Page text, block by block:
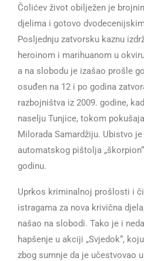
Čolićev život obilježen je
djelima i gotovo
Posljednju zatvorsku kaznu
heroinom i marihuanom u
a na slobodu je izašao prošle
osuđen na 12 i po godina
razbojništva iz 2009. godine,
naselju Tunjice, tokom
Milorada Samardžiju. Ubistvo
automatskog pištolja
godinu.
Uprkos kriminalnoj prošlosti i
istragama za nova krivična
našao na slobodi. Tako je i
hapšenje u akciji „Svjedok“,
zbog sumnje da je učestvovao